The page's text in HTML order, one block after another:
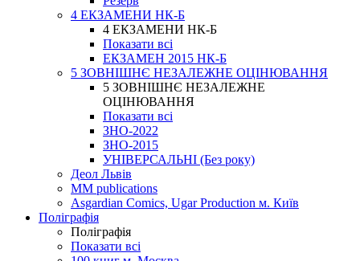
4 ЕКЗАМЕНИ НК-Б
4 ЕКЗАМЕНИ НК-Б
Показати всі
ЕКЗАМЕН 2015 НК-Б
5 ЗОВНІШНЄ НЕЗАЛЕЖНЕ ОЦІНЮВАННЯ
5 ЗОВНІШНЄ НЕЗАЛЕЖНЕ
ОЦІНЮВАННЯ
Показати всі
ЗНО-2022
ЗНО-2015
УНІВЕРСАЛЬНІ (Без року)
Деол Львів
MM publications
Asgardian Comics, Ugar Production м. Київ
Поліграфія
Поліграфія
Показати всі